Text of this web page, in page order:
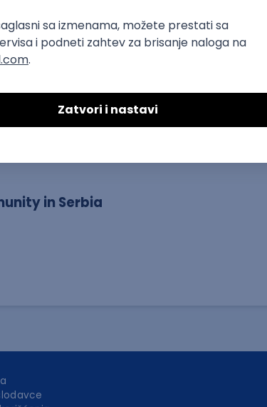
in Serbia